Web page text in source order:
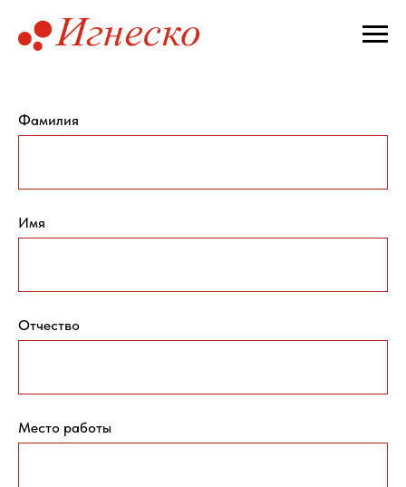
Фамилия
Имя
Отчество
Место работы